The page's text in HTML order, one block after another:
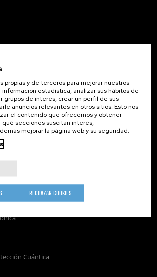
Cuántica
propias y de terceros para mejorar nuestros
información estadística, analizar sus hábitos de
grupos de interés, crear un perfil de sus
anuncios relevantes en otros sitios. Esto nos
el contenido que ofrecemos y obtener
qué secciones suscitan interés,
mejorar la página web y su seguridad.
RECHAZAR COOKIES